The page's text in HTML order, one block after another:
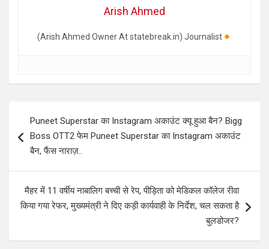
Arish Ahmed
(Arish Ahmed Owner At statebreak.in) Journalist
navigation
Puneet Superstar का Instagram अकाउंट क्यू हुआ बैन? Bigg
Boss OTT2 फेम Puneet Superstar का Instagram अकाउंट
बैन, फैंस नाराज़..
मैहर में 11 वर्षीय नाबालिग बच्ची से रेप, पीड़िता को मेडिकल कॉलेज रीवा
किया गया रेफर, मुख्यमंत्री ने दिए कड़ी कार्यवाही के निर्देश, चल सकता है
बुलडोजर?